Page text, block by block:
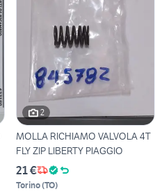
2
MOLLA RICHIAMO VALVOLA 4T
FLY ZIP LIBERTY PIAGGIO
21 €
Torino(TO)